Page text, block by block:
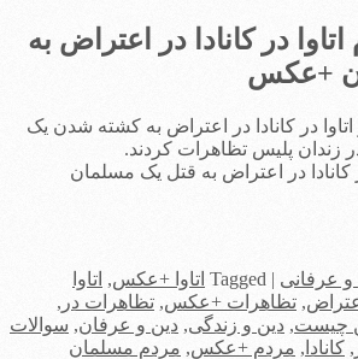
در کانادا در اعتراض به
+عکس
در کانادا در اعتراض به کشته شدن یک
پلیس تظاهرات کردند.
کانادا در اعتراض به قتل یک مسلمان
عرفانی |
Tagged اتاوا +عکس, اتاوا
, تظاهرات +عکس, تظاهرات در ,
چیست, دین و زندگی, دین و عرفان, سوالات
, کانادا , مردم +عکس, مردم مسلمان